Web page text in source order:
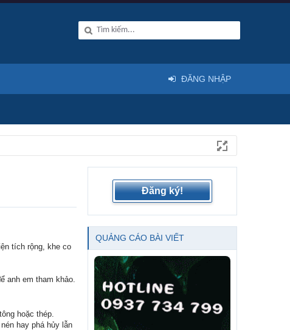
tích rộng, khe co
anh em tham khảo.
hoặc thép.
hay phá hủy lẫn
Đăng ký!
QUẢNG CÁO BÀI VIẾT
ĐĂNG NHẬP